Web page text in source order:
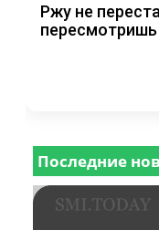
Ржу не
пересмотришь